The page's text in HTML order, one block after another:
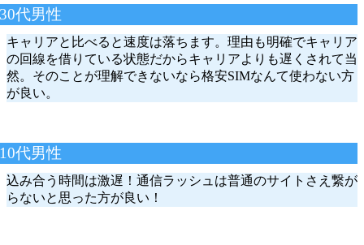
30代男性
キャリアと比べると速度は落ちます。理由も明確でキャリア
の回線を借りている状態だからキャリアよりも遅くされて当
然。そのことが理解できないなら格安SIMなんて使わない方
が良い。
10代男性
込み合う時間は激遅！通信ラッシュは普通のサイトさえ繋が
らないと思った方が良い！